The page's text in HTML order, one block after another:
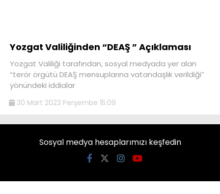
Yozgat Valiliğinden “DEAŞ ” Açıklaması
Yozgat Valiliği tarafından, sosyal medyada yer alan
“terör örgütü DEAŞ mensuplarına vatandaşlık verildiği”
yönündeki iddialar
30 Mart 2023 Perşembe 15:09
Sosyal medya hesaplarımızı keşfedin